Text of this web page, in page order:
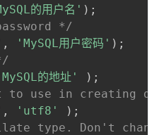
的用户名' ) ;
*/
, 'MySQL用户密码' ) ;
的地址' ) ;
to use in creating
, 'utf8' ) ;
type. Don't